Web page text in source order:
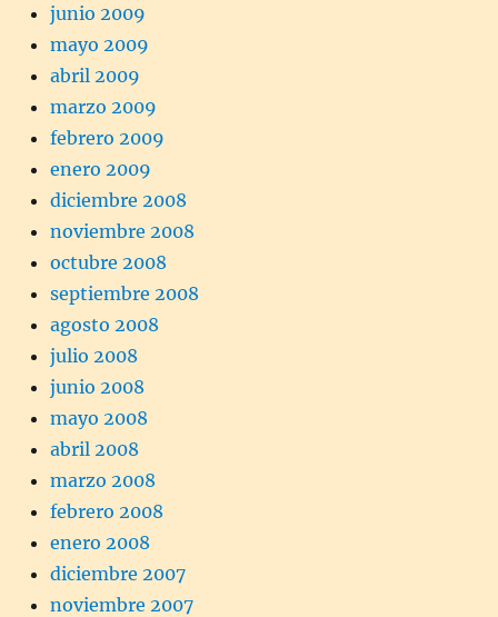
junio 2009
mayo 2009
abril 2009
marzo 2009
febrero 2009
enero 2009
diciembre 2008
noviembre 2008
octubre 2008
septiembre 2008
agosto 2008
julio 2008
junio 2008
mayo 2008
abril 2008
marzo 2008
febrero 2008
enero 2008
diciembre 2007
noviembre 2007